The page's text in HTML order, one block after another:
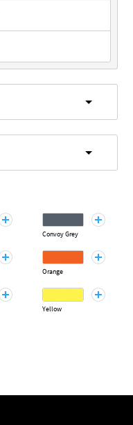
Convoy Grey
Orange
Yellow